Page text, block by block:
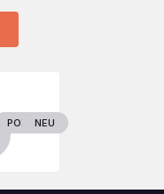
POLITIKNEU